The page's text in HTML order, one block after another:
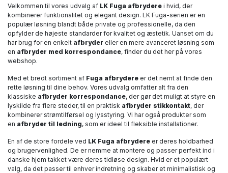
Velkommen til vores udvalg af LK Fuga afbrydere i hvid, der
kombinerer funktionalitet og elegant design. LK Fuga-serien er en
populær løsning blandt både private og professionelle, da den
opfylder de højeste standarder for kvalitet og æstetik. Uanset om du
har brug for en enkelt afbryder eller en mere avanceret løsning som
en afbryder med korrespondance, finder du det her på vores
webshop.
Med et bredt sortiment af Fuga afbrydere er det nemt at finde den
rette løsning til dine behov. Vores udvalg omfatter alt fra den
klassiske afbryder korrespondance, der gør det muligt at styre en
lyskilde fra flere steder, til en praktisk afbryder stikkontakt, der
kombinerer strømtilførsel og lysstyring. Vi har også produkter som
en afbryder til ledning, som er ideel til fleksible installationer.
En af de store fordele ved LK Fuga afbrydere er deres holdbarhed
og brugervenlighed. De er nemme at montere og passer perfekt ind i
danske hjem takket være deres tidløse design. Hvid er et populært
valg, da det passer til enhver indretning og skaber et minimalistisk og